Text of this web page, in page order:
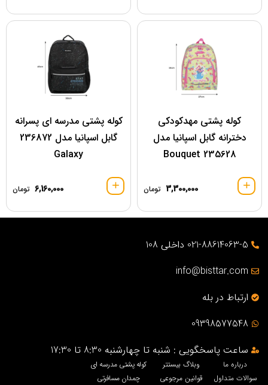
کوله پشتی مهدکودکی
دخترانه گابل اسپانیا مدل
Bouquet 235628
3,300,000 تومان
کوله پشتی مدرسه ای پسرانه
گابل اسپانیا مدل 236872
Galaxy
6,160,000 تومان
021-88614063-5 داخلی 108
info@bisttar.com
ارتباط در بله
09398577548
ساعت پاسخگویی : شنبه تا چهارشنبه 8:30 تا 17:30
درباره ما
سوالات متداول
وبلاگ بیستتر
قوانین مرجوعی
کوله پشتی مدرسه ای
چمدان مسافرتی